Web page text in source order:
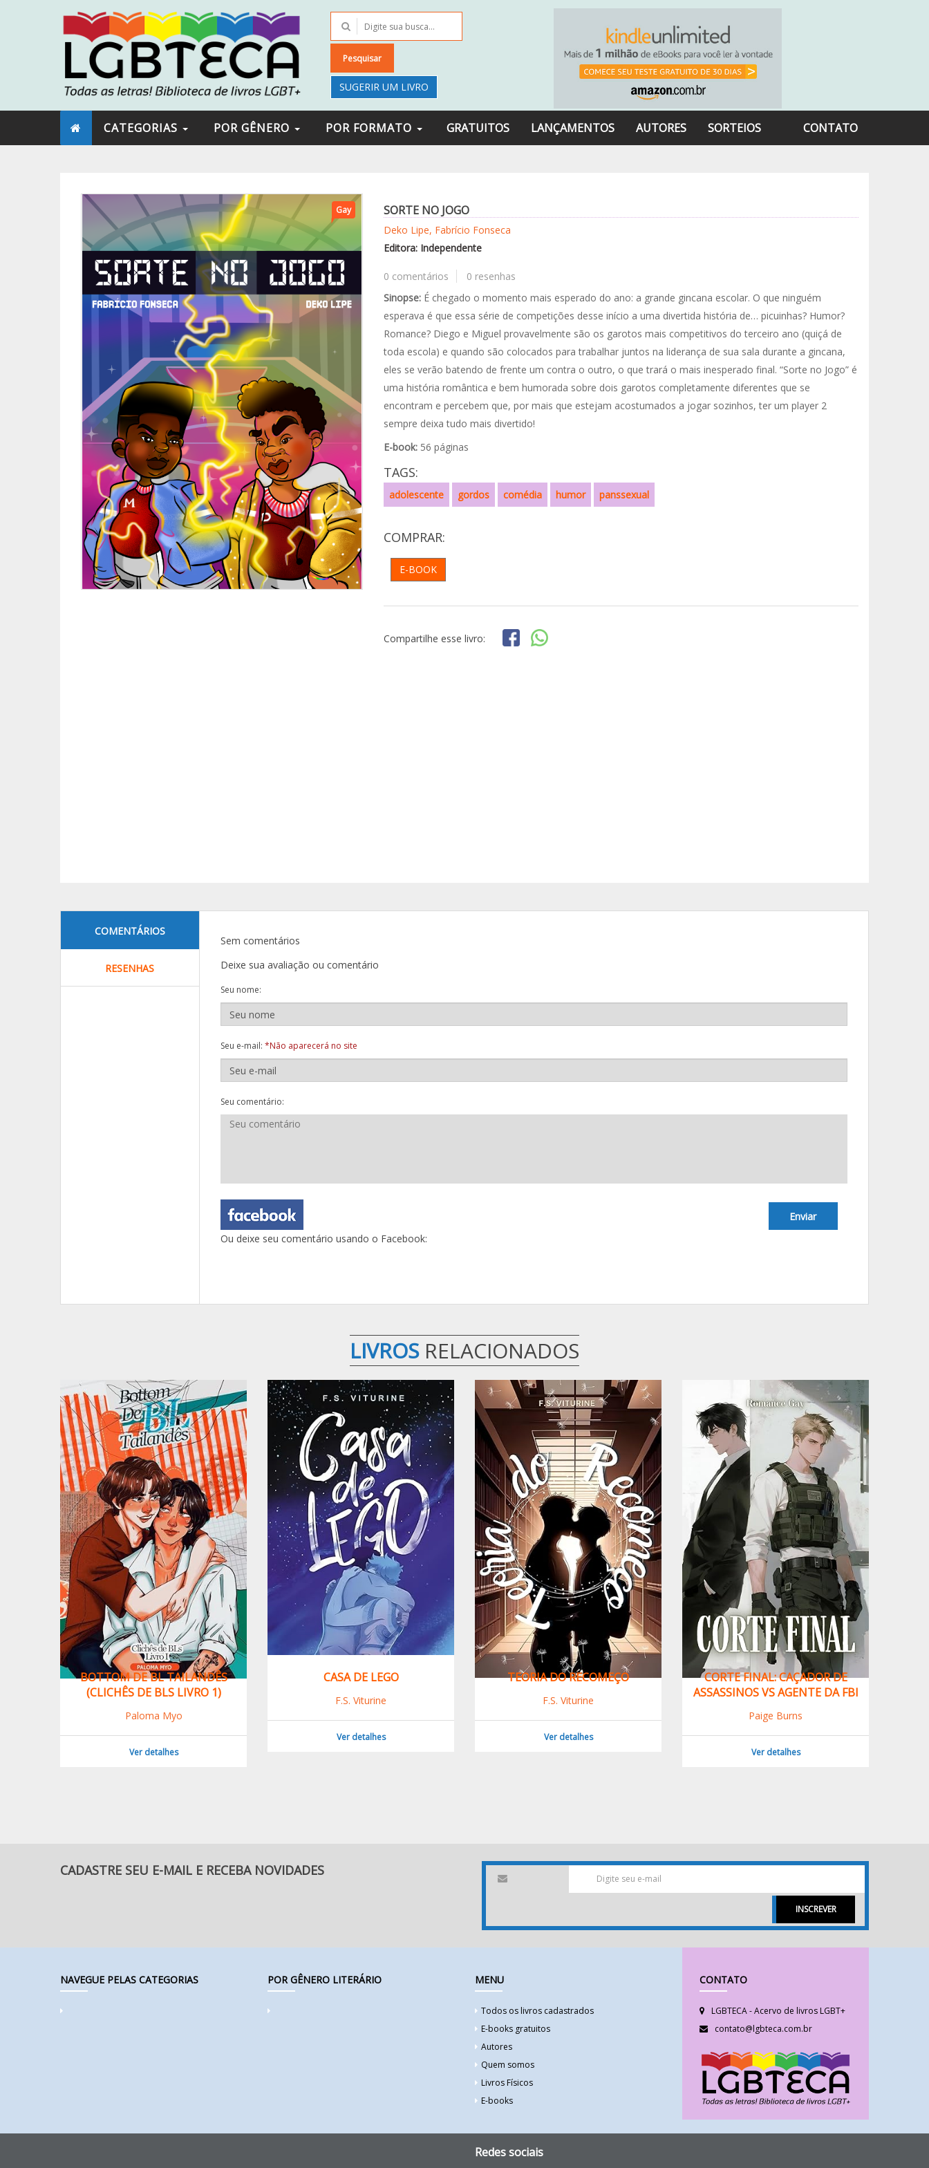
Pesquisar
SUGERIR UM LIVRO
CATEGORIAS POR GÊNERO POR FORMATO GRATUITOS LANÇAMENTOS AUTORES SORTEIOS CONTATO
Gay SORTE NO JOGO
Deko Lipe, Fabrício Fonseca
Editora: Independente
0 comentários
0 resenhas
Sinopse: É chegado o momento mais esperado do ano: a grande gincana escolar. O que ninguém
esperava é que essa série de competições desse início a uma divertida história de… picuinhas? Humor?
Romance? Diego e Miguel provavelmente são os garotos mais competitivos do terceiro ano (quiçá de
toda escola) e quando são colocados para trabalhar juntos na liderança de sua sala durante a gincana,
eles se verão batendo de frente um contra o outro, o que trará o mais inesperado final. “Sorte no Jogo” é
uma história romântica e bem humorada sobre dois garotos completamente diferentes que se
encontram e percebem que, por mais que estejam acostumados a jogar sozinhos, ter um player 2
sempre deixa tudo mais divertido!
E-book: 56 páginas
TAGS:
adolescente gordos comédia humor panssexual
COMPRAR:
E-BOOK
Compartilhe esse livro:
COMENTÁRIOS
RESENHAS
Sem comentários
Deixe sua avaliação ou comentário
Seu nome:
Seu e-mail: *Não aparecerá no site
Seu comentário:
Enviar
Ou deixe seu comentário usando o Facebook:
LIVROS RELACIONADOS
BOTTOM DE BL TAILANDÊS
(CLICHÊS DE BLS LIVRO 1)
Paloma Myo
Ver detalhes
CASA DE LEGO
F.S. Viturine
Ver detalhes
TEORIA DO RECOMEÇO
F.S. Viturine
Ver detalhes
CORTE FINAL: CAÇADOR DE
ASSASSINOS VS AGENTE DA FBI
Paige Burns
Ver detalhes
CADASTRE SEU E-MAIL E RECEBA NOVIDADES
INSCREVER
NAVEGUE PELAS CATEGORIAS POR GÊNERO LITERÁRIO MENU
Todos os livros cadastrados
E-books gratuitos
Autores
Quem somos
Livros Físicos
E-books
CONTATO
LGBTECA - Acervo de livros LGBT+
contato@lgbteca.com.br
Redes sociais